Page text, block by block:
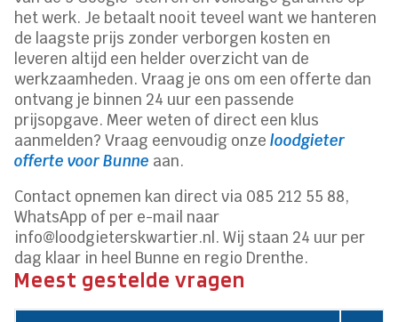
het werk. Je betaalt nooit teveel want we hanteren
de laagste prijs zonder verborgen kosten en
leveren altijd een helder overzicht van de
werkzaamheden. Vraag je ons om een offerte dan
ontvang je binnen 24 uur een passende
prijsopgave. Meer weten of direct een klus
aanmelden? Vraag eenvoudig onzeloodgieter
offerte voor Bunne aan.
Contact opnemen kan direct via 085 212 55 88,
WhatsApp of per e-mail naar
info@loodgieterskwartier.nl. Wij staan 24 uur per
dag klaar in heel Bunne en regio Drenthe.
Meest gestelde vragen